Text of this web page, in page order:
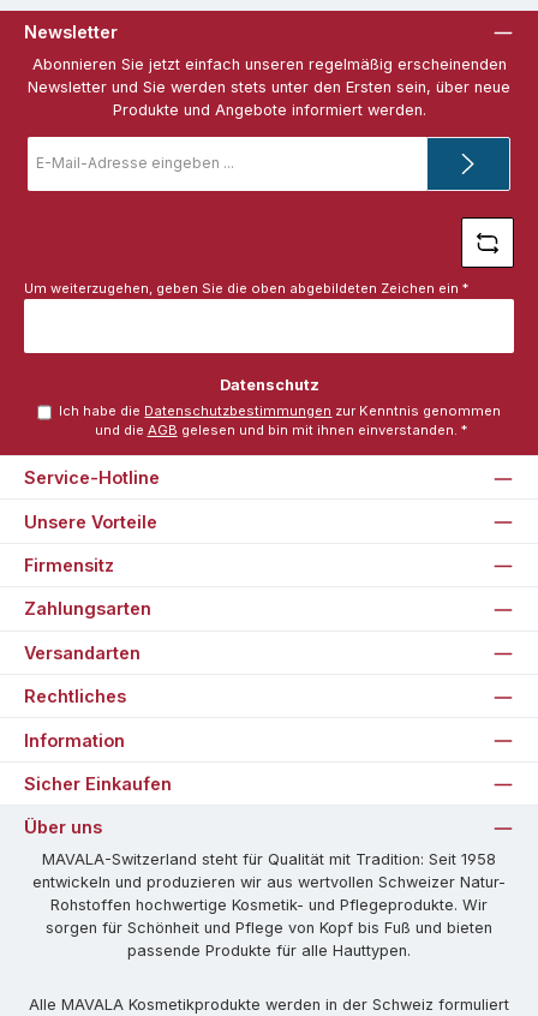
Newsletter
Abonnieren Sie jetzt einfach unseren regelmäßig erscheinenden
Newsletter und Sie werden stets unter den Ersten sein, über neue
Produkte und Angebote informiert werden.
Mail-
Adresse
Um weiterzugehen, geben Sie die oben abgebildeten Zeichen ein *
Datenschutz
Ich habe die Datenschutzbestimmungen zur Kenntnis genommen
und die AGB gelesen und bin mit ihnen einverstanden. *
Service-Hotline
Rechtliches
Information
Unsere Vorteile
Firmensitz
Zahlungsarten
Versandarten
Sicher Einkaufen
Über uns
MAVALA-Switzerland steht für Qualität mit Tradition: Seit 1958
entwickeln und produzieren wir aus wertvollen Schweizer Natur-
Rohstoffen hochwertige Kosmetik- und Pflegeprodukte. Wir
sorgen für Schönheit und Pflege von Kopf bis Fuß und bieten
passende Produkte für alle Hauttypen.
Alle MAVALA Kosmetikprodukte werden in der Schweiz formuliert